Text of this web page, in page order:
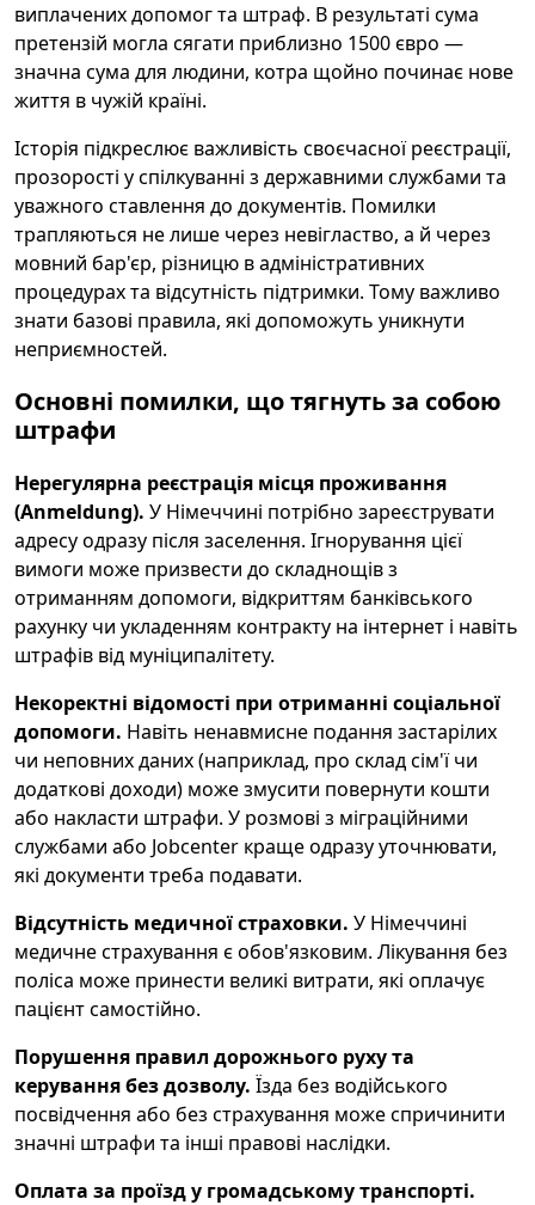
виплачених допомог та штраф. В результаті сума
претензій могла сягати приблизно 1500 євро —
значна сума для людини, котра щойно починає нове
життя в чужій країні.
Історія підкреслює важливість своєчасної реєстрації,
прозорості у спілкуванні з державними службами та
уважного ставлення до документів. Помилки
трапляються не лише через невігластво, а й через
мовний бар'єр, різницю в адміністративних
процедурах та відсутність підтримки. Тому важливо
знати базові правила, які допоможуть уникнути
неприємностей.
Основні помилки, що тягнуть за собою
штрафи
Нерегулярна реєстрація місця проживання
(Anmeldung). У Німеччині потрібно зареєструвати
адресу одразу після заселення. Ігнорування цієї
вимоги може призвести до складнощів з
отриманням допомоги, відкриттям банківського
рахунку чи укладенням контракту на інтернет і навіть
штрафів від муніципалітету.
Некоректні відомості при отриманні соціальної
допомоги. Навіть ненавмисне подання застарілих
чи неповних даних (наприклад, про склад сім'ї чи
додаткові доходи) може змусити повернути кошти
або накласти штрафи. У розмові з міграційними
службами або Jobcenter краще одразу уточнювати,
які документи треба подавати.
Відсутність медичної страховки. У Німеччині
медичне страхування є обов'язковим. Лікування без
поліса може принести великі витрати, які оплачує
пацієнт самостійно.
Порушення правил дорожнього руху та
керування без дозволу. Їзда без водійського
посвідчення або без страхування може спричинити
значні штрафи та інші правові наслідки.
Оплата за проїзд у громадському транспорті.